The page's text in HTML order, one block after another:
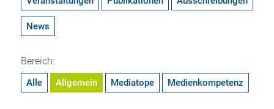
News
Bereich:
Alle Allgemein Mediatope Medienkompetenz